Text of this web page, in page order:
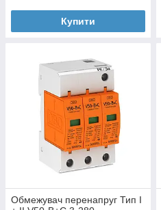
Купити
Обмежувач перенапруг Тип I